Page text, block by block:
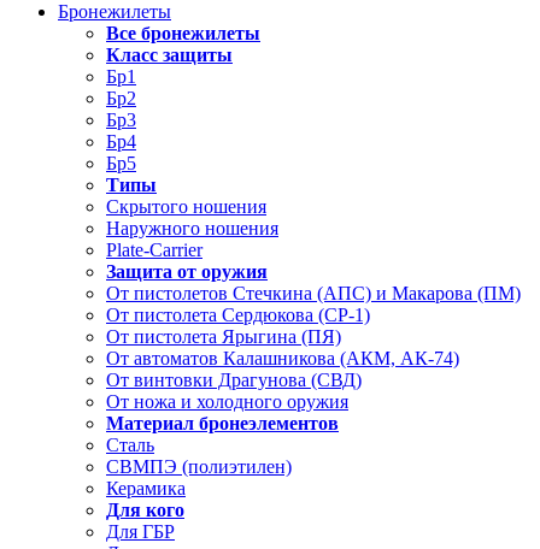
Бронежилеты
Все бронежилеты
Класс защиты
Бр1
Бр2
Бр3
Бр4
Бр5
Типы
Скрытого ношения
Наружного ношения
Plate-Carrier
Защита от оружия
От пистолетов Стечкина (АПС) и Макарова (ПМ)
От пистолета Сердюкова (СР-1)
От пистолета Ярыгина (ПЯ)
От автоматов Калашникова (АКМ, АК-74)
От винтовки Драгунова (СВД)
От ножа и холодного оружия
Материал бронеэлементов
Сталь
СВМПЭ (полиэтилен)
Керамика
Для кого
Для ГБР